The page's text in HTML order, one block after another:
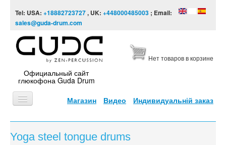
Tel: USA: +18882723727, UK: +448000485003 ; Email:
sales@guda-drum.com
Официальный сайт
глюкофона Guda Drum
Нет товаров в корзине
Магазин Видео Индивидуальній заказ
ГЛАВНАЯ
ТИПЫ
Yoga steel tongue drums